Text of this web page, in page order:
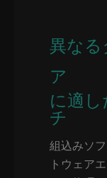
異なる
ア
に適
チ
組込みソ
トウェア